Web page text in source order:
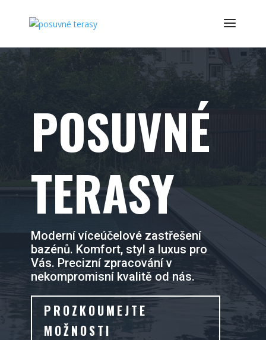
POSUVNÉ
TERASY
Moderní víceúčelové zastřešení
bazénů. Komfort, styl a luxus pro
Vás. Precizní zpracování v
nekompromisní kvalitě od nás.
PROZKOUMEJTE
MOŽNOSTI